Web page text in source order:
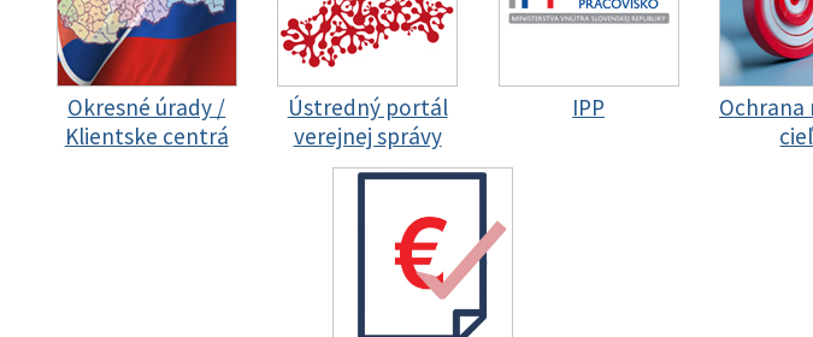
Okresné úrady /
Klientske centrá
Ústredný portál
verejnej správy
IPP
Ochrana